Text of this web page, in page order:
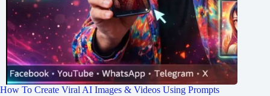
How To Create Viral AI Images & Videos Using Prompts